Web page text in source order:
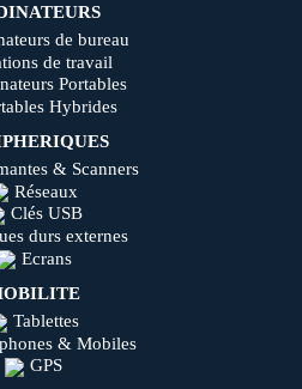
de bureau
de travail
Portables
Hybrides
& Scanners
Réseaux
Clés USB
durs externes
Ecrans
Tablettes
& Mobiles
GPS